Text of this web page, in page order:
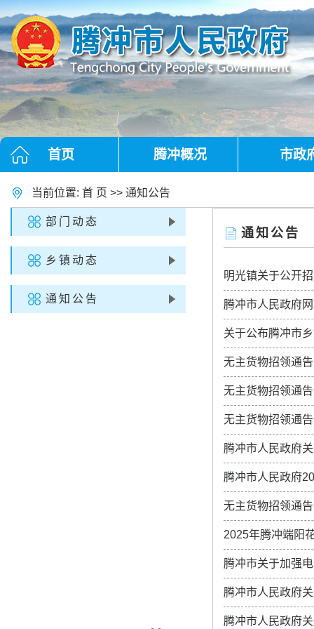
首页 腾冲概况 市政
当前位置: 首 页 >> 通知公告
通知公告
明光镇关于公开
腾冲市人民政府
关于公布腾冲市
无主货物招领通告
无主货物招领通告
无主货物招领通告
腾冲市人民政府
腾冲市人民政府
无主货物招领通告
2025年腾冲端阳
腾冲市关于加强
腾冲市人民政府
腾冲市人民政府
部门动态
乡镇动态
通知公告